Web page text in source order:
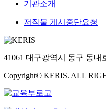
기관소개
저작물 게시중단요청
41061 대구광역시 동구 동내
Copyright© KERIS. ALL